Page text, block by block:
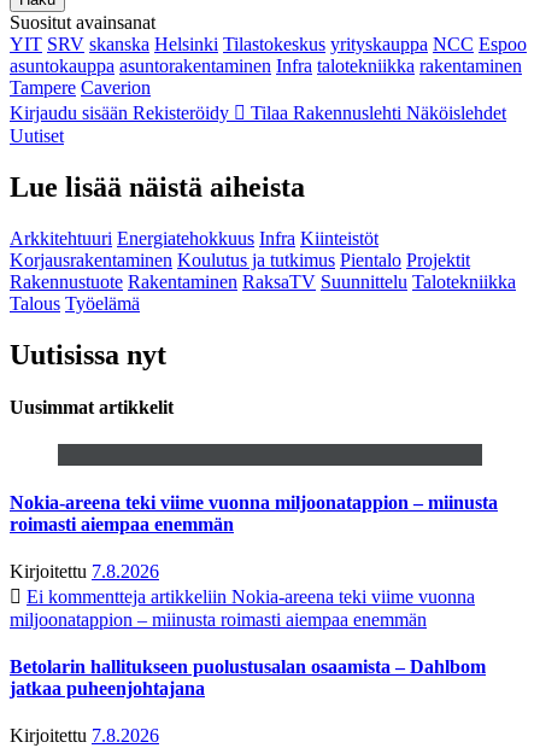
Suositut avainsanat
YIT SRV skanska Helsinki Tilastokeskus yrityskauppa NCC Espoo
asuntokauppa asuntorakentaminen Infra talotekniikka rakentaminen
Tampere Caverion
Kirjaudu sisään Rekisteröidy Tilaa Rakennuslehti Näköislehdet
Uutiset
Lue lisää näistä aiheista
Arkkitehtuuri Energiatehokkuus Infra Kiinteistöt
Korjausrakentaminen Koulutus ja tutkimus Pientalo Projektit
Rakennustuote Rakentaminen RaksaTV Suunnittelu Talotekniikka
Talous Työelämä
Uutisissa nyt
Uusimmat artikkelit
Nokia-areena teki viime vuonna miljoonatappion – miinusta
roimasti aiempaa enemmän
Kirjoitettu 7.8.2026
Ei kommentteja artikkeliin Nokia-areena teki viime vuonna
miljoonatappion – miinusta roimasti aiempaa enemmän
Betolarin hallitukseen puolustusalan osaamista – Dahlbom
jatkaa puheenjohtajana
Kirjoitettu 7.8.2026